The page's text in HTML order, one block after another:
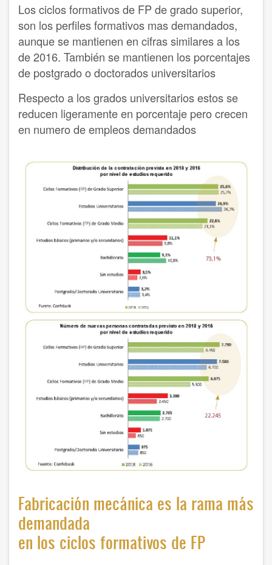
Los ciclos formativos de FP de grado superior,
son los perfiles formativos mas demandados,
aunque se mantienen en cifras similares a los
de 2016. También se mantienen los porcentajes
de postgrado o doctorados universitarios
Respecto a los grados universitarios estos se
reducen ligeramente en porcentaje pero crecen
en numero de empleos demandados
Fabricación mecánica es la rama más
demandada
en los ciclos formativos de FP